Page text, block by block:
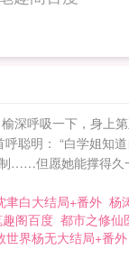
深呼吸一下，身上
聪明： “白学姐知
……但愿她能撑得久
聿白大结局+番外 杨
阁百度 都市之修仙
世界杨无大结局+番外